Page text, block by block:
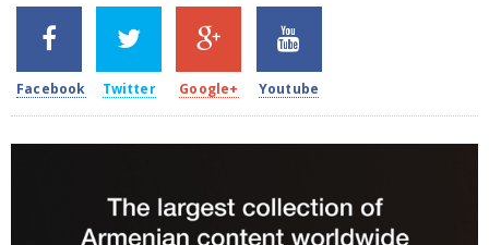
2k
SHARES
Facebook
1.5k
TWEETS
Twitter
203
SHARES
Google+
620
SHARES
Youtube